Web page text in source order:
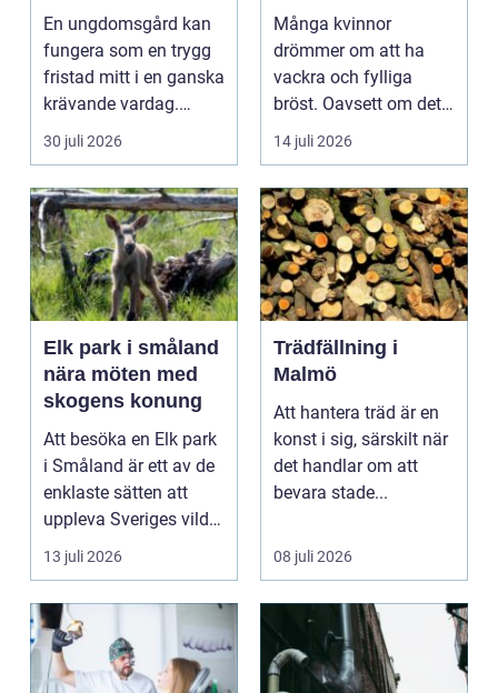
trygghet och
växande
En ungdomsgård kan
fungera som en trygg
fristad mitt i en ganska
krävande vardag.
Skola, sociala med...
30 juli 2026
bröst
Många kvinnor
drömmer om att ha
vackra och fylliga
bröst. Oavsett om det
är f&o...
14 juli 2026
Elk park i småland
nära möten med
skogens konung
Att besöka en Elk park
i Småland är ett av de
enklaste sätten att
uppleva Sveriges vilda
hjärta på n...
13 juli 2026
Trädfällning i
Malmö
Att hantera träd är en
konst i sig, särskilt när
det handlar om att
bevara stade...
08 juli 2026